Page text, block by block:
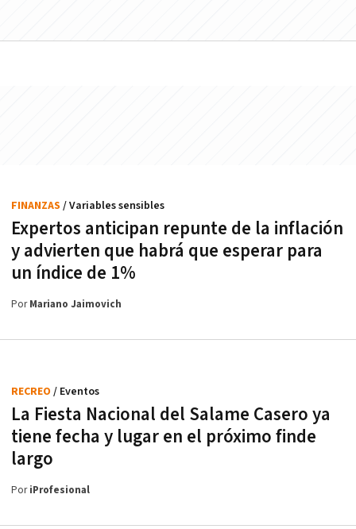
Expertos anticipan repunte de la inflación
y advierten que habrá que esperar para
un índice de 1%
FINANZAS / Variables sensibles
PorMariano Jaimovich
La Fiesta Nacional del Salame Casero ya
tiene fecha y lugar en el próximo finde
largo
RECREO / Eventos
PoriProfesional